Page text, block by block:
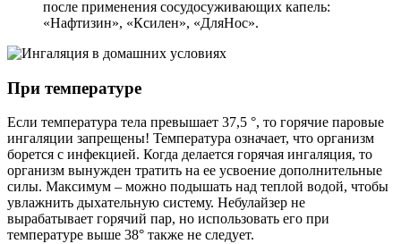
после применения сосудосуживающих капель:
«Нафтизин», «Ксилен», «ДляНос».
При температуре
Если температура тела превышает 37,5 °, то горячие паровые
ингаляции запрещены! Температура означает, что организм
борется с инфекцией. Когда делается горячая ингаляция, то
организм вынужден тратить на ее усвоение дополнительные
силы. Максимум – можно подышать над теплой водой, чтобы
увлажнить дыхательную систему. Небулайзер не
вырабатывает горячий пар, но использовать его при
температуре выше 38° также не следует.